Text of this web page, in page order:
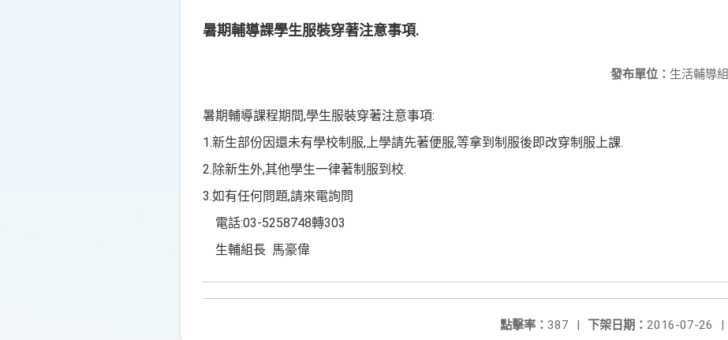
暑期輔導課學生服裝穿著注意事項.
發布單位： 生活輔導組
暑期輔導課程期間,學生服裝穿著注意事項:
1.新生部份因還未有學校制服,上學請先著便服,等拿到制服後即改穿制服上課.
2.除新生外,其他學生一律著制服到校.
3.如有任何問題,請來電詢問
電話:03-5258748轉303
生輔組長 馬豪偉
下架日期： 2016-07-26 |
點擊率： 387 |